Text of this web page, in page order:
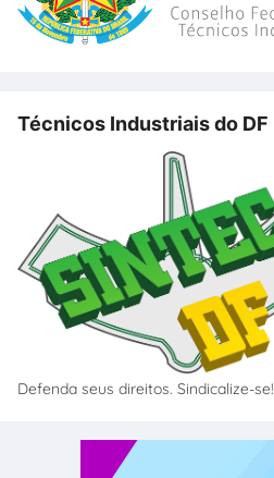
Técnicos Industriais do DF
Defenda seus direitos. Sindicalize-se!